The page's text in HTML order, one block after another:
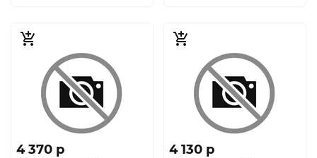
4 370 p 4 130 p